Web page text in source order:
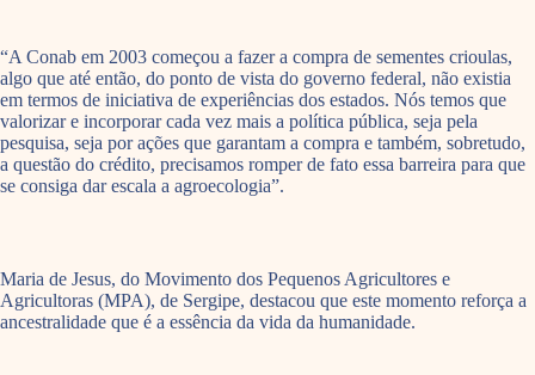
“A Conab em 2003 começou a fazer a compra de sementes crioulas,
algo que até então, do ponto de vista do governo federal, não existia
em termos de iniciativa de experiências dos estados. Nós temos que
valorizar e incorporar cada vez mais a política pública, seja pela
pesquisa, seja por ações que garantam a compra e também, sobretudo,
a questão do crédito, precisamos romper de fato essa barreira para que
se consiga dar escala a agroecologia”.
Maria de Jesus, do Movimento dos Pequenos Agricultores e
Agricultoras (MPA), de Sergipe, destacou que este momento reforça a
ancestralidade que é a essência da vida da humanidade.